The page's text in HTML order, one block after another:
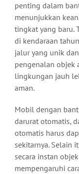
penting dalam
menunjukkan
tingkat yang baru.
di kendaraan
jalur yang unik
pengenalan objek
lingkungan jauh
aman.
Mobil dengan
darurat otomatis,
otomatis harus
sekitarnya. Selain
secara instan
mempengaruhi